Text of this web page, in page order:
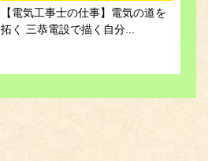
【電気工事士の仕事】電気の道を
拓く 三恭電設で描く自分...